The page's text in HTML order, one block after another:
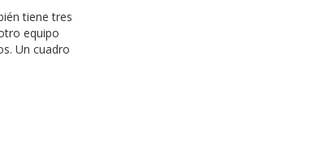
tiene tres
equipo
Un cuadro